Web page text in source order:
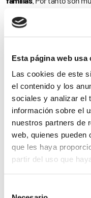
Esta página web usa
Las cookies de este
el contenido y los
sociales y analizar el
información sobre el
nuestros partners de
web, quienes pueden
que les haya
partir del uso que
de cookies
necesitan trasladar esta
todo en los casos en los
demasiado enfermo
En definitiva, y a través
presenta “unavisiónen
conforman un centro
toda la prestación de
Losneonatos prematuros